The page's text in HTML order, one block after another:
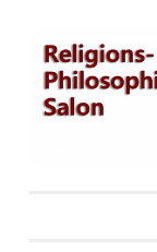
Zum
Inhalt
springen